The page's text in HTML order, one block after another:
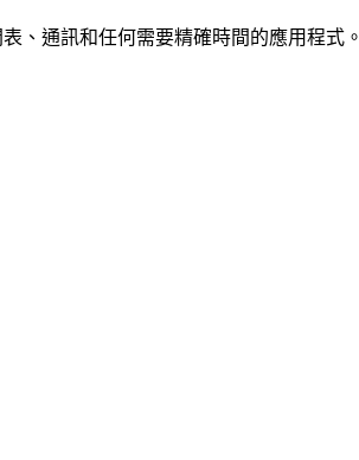
、通訊和任何需要精確時間的應用程式。